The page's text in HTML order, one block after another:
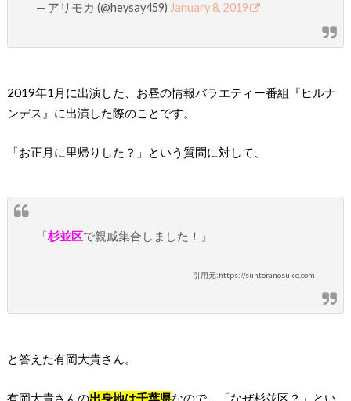
— アリモカ (@heysay459) January 8, 2019
2019年1月に出演した、お昼の情報バラエティー番組『ヒルナ
ンデス』に出演した際のことです。
「お正月に里帰りした？」という質問に対して、
「杉並区で親戚集合しました！」
引用元:https://suntoranosuke.com
と答えた有岡大貴さん。
有岡大貴さんの出身地は千葉県なので、「なぜ杉並区？」とい